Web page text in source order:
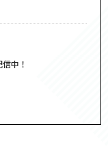
中！